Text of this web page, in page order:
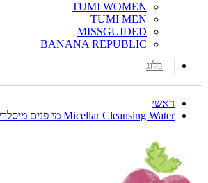
TUMI WOMEN
TUMI MEN
MISSGUIDED
BANANA REPUBLIC
בלוג
ראשי
Micellar Cleansing Water מי פנים מיסלריים פטל לעור יבש/רגיש